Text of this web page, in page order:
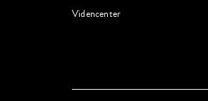
Videncenter